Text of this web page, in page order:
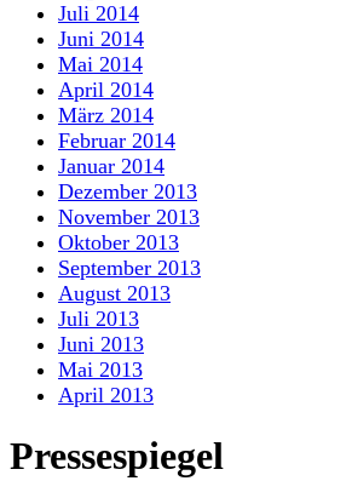
Juli 2014
Juni 2014
Mai 2014
April 2014
März 2014
Februar 2014
Januar 2014
Dezember 2013
November 2013
Oktober 2013
September 2013
August 2013
Juli 2013
Juni 2013
Mai 2013
April 2013
Pressespiegel